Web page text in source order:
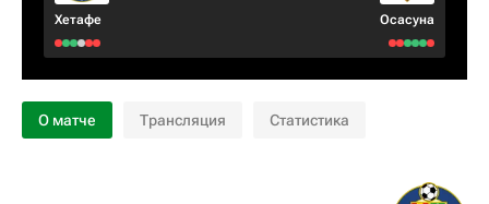
Хетафе Осасуна
О матче Трансляция Статистика